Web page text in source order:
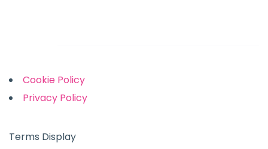
Cookie Policy
Privacy Policy
Terms Display